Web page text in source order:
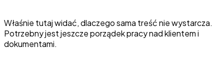
Właśnie tutaj widać, dlaczego sama treść nie wystarcza.
Potrzebny jest jeszcze porządek pracy nad klientem i
dokumentami.